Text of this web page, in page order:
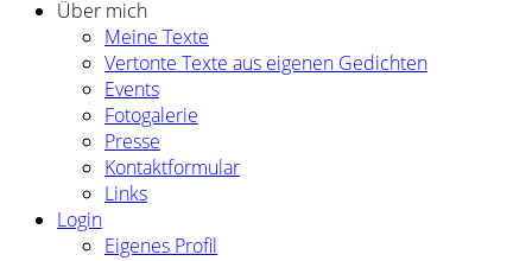
Über mich
Meine Texte
Vertonte Texte aus eigenen Gedichten
Events
Fotogalerie
Presse
Kontaktformular
Links
Login
Eigenes Profil